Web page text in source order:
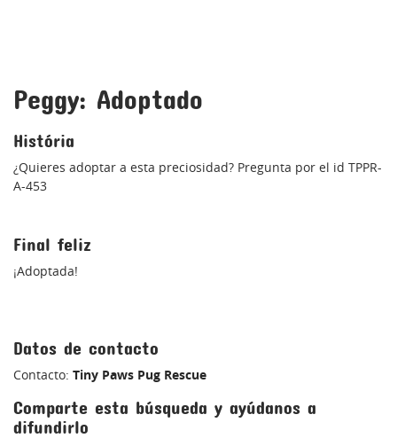
Peggy: Adoptado
História
¿Quieres adoptar a esta preciosidad? Pregunta por el id TPPR-
A-453
Final feliz
¡Adoptada!
Datos de contacto
Contacto: Tiny Paws Pug Rescue
Comparte esta búsqueda y ayúdanos a
difundirlo